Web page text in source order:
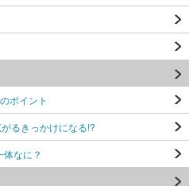
ポイント
るきっかけになる!?
体なに？